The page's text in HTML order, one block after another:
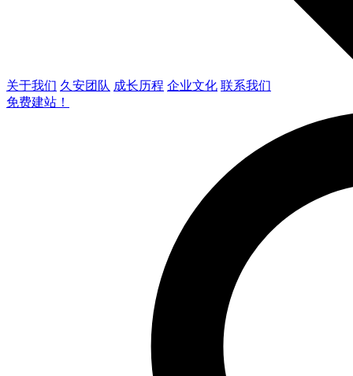
关于我们 久安团队 成长历程 企业文化 联系我们
免费建站！